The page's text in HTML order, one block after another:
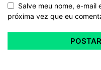
Salve meu nome, e-mail
próxima vez que eu